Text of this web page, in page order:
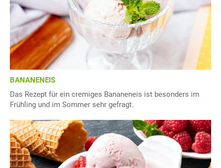
BANANENEIS
Das Rezept für ein cremiges Bananeneis ist besonders im
Frühling und im Sommer sehr gefragt.